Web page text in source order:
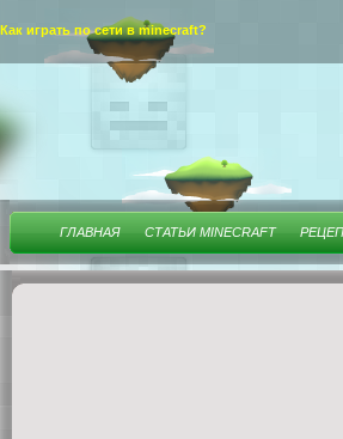
Как играть по сети в minecraft?
ГЛАВНАЯ СТАТЬИ MINECRAFT